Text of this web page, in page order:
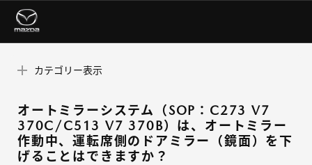
カテゴリー表示
オートミラーシステム（SOP：C273 V7
370C/C513 V7 370B）は、オートミラー
作動中、運転席側のドアミラー（鏡面）を下
げることはできますか？